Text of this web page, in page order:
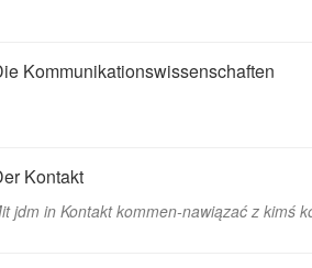
Kommunikationswissenschaften
Kontakt
jdm in Kontakt kommen-nawiązać z kimś